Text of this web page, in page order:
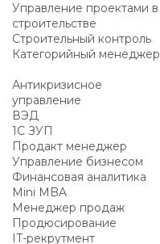
Управление проектами в
строительстве
Строительный контроль
Категорийный менеджер
Антикризисное
управление
ВЭД
1С ЗУП
Продакт менеджер
Управление бизнесом
Финансовая аналитика
Mini MBA
Менеджер продаж
Продюсирование
IT-рекрутмент